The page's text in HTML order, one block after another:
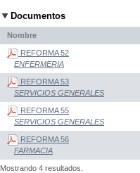
Documentos
Nombre
REFORMA 52
ENFERMERIA
REFORMA 53
SERVICIOS GENERALES
REFORMA 55
SERVICIOS GENERALES
REFORMA 56
FARMACIA
Mostrando 4 resultados.